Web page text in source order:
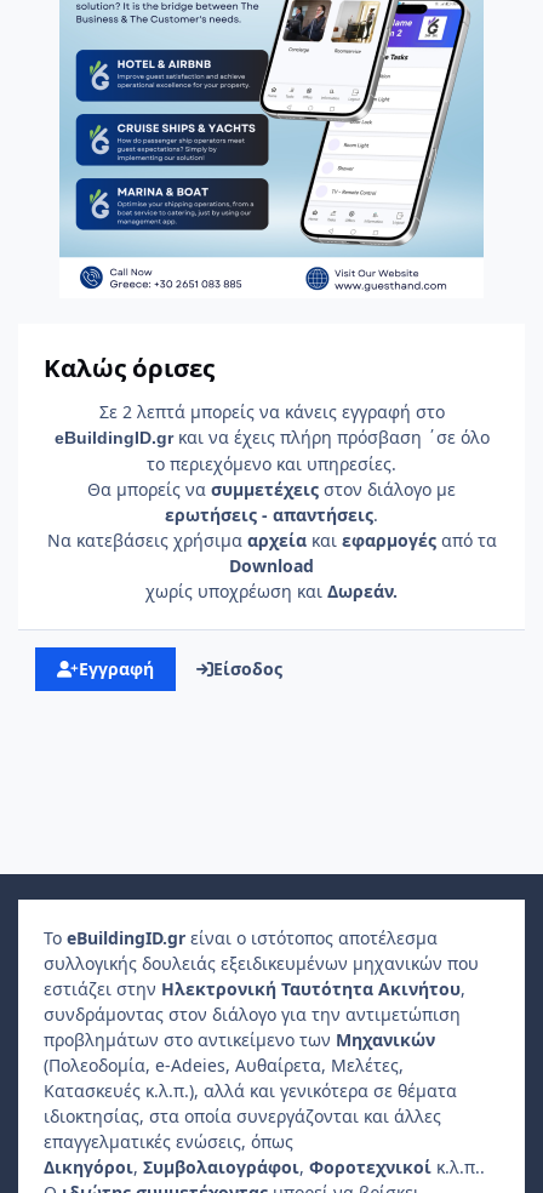
Καλώς όρισες
Σε 2 λεπτά μπορείς να κάνεις εγγραφή στο
eBuildingID.gr και να έχεις πλήρη πρόσβαση ΄σε όλο
το περιεχόμενο και υπηρεσίες.
Θα μπορείς να συμμετέχεις στον διάλογο με
ερωτήσεις - απαντήσεις.
Να κατεβάσεις χρήσιμα αρχείακαι εφαρμογέςαπό τα
Download
χωρίς υποχρέωση και Δωρεάν.
Εγγραφή Είσοδος
Το eBuildingID.gr είναι ο ιστότοπος αποτέλεσμα
συλλογικής δουλειάς εξειδικευμένων μηχανικών που
εστιάζει στην Ηλεκτρονική Ταυτότητα Ακινήτου,
συνδράμοντας στον διάλογο για την αντιμετώπιση
προβλημάτων στο αντικείμενο των Μηχανικών
(Πολεοδομία, e-Adeies, Αυθαίρετα, Μελέτες,
Κατασκευές κ.λ.π.), αλλά και γενικότερα σε θέματα
ιδιοκτησίας, στα οποία συνεργάζονται και άλλες
επαγγελματικές ενώσεις, όπως
Δικηγόροι, Συμβολαιογράφοι, Φοροτεχνικοί κ.λ.π..